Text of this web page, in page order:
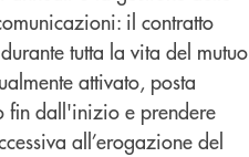
il contratto
tutta la vita del mutuo
attivato, posta
fin dall'inizio e prendere
all’erogazione del